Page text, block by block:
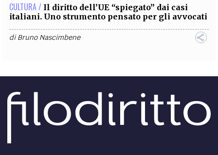
CULTURA / Il diritto dell’UE “spiegato” dai casi
italiani. Uno strumento pensato per gli avvocati
diBruno Nascimbene